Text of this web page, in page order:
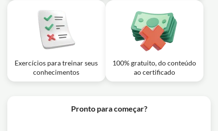
Exercícios para treinar seus
conhecimentos
100% gratuito, do conteúdo
ao certificado
Pronto para começar?